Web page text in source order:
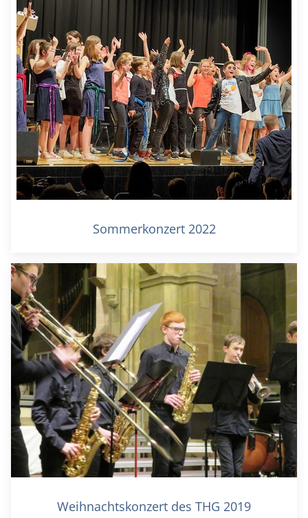
Sommerkonzert 2022
Weihnachtskonzert des THG 2019